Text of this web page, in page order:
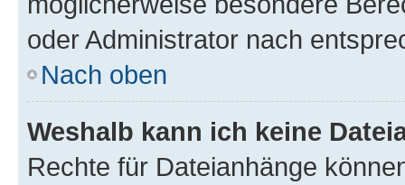
oder Administrator nach
Nach oben
Weshalb kann ich keine
Rechte für Dateianhänge